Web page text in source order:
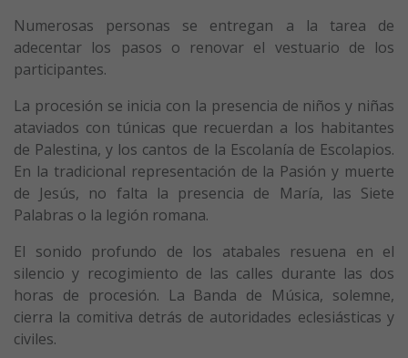
Numerosas personas se entregan a la tarea de
adecentar los pasos o renovar el vestuario de los
participantes.
La procesión se inicia con la presencia de niños y niñas
ataviados con túnicas que recuerdan a los habitantes
de Palestina, y los cantos de la Escolanía de Escolapios.
En la tradicional representación de la Pasión y muerte
de Jesús, no falta la presencia de María, las Siete
Palabras o la legión romana.
El sonido profundo de los atabales resuena en el
silencio y recogimiento de las calles durante las dos
horas de procesión. La Banda de Música, solemne,
cierra la comitiva detrás de autoridades eclesiásticas y
civiles.